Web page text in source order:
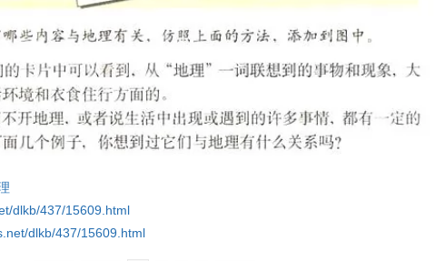
dlkb/437/15609.html
dlkb/437/15609.html